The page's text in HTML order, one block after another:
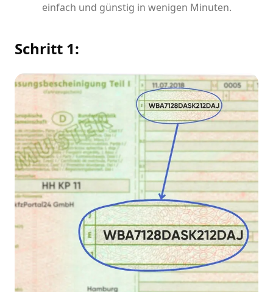
einfach und günstig in wenigen Minuten.
Schritt 1: